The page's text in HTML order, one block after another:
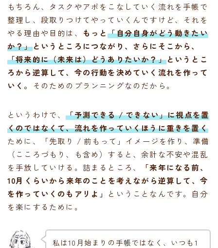
もちろん、タスクやアポをこなしていく流れを手帳で
整理し、段取りつけてやっていくんですけど、それを
やる理由や目的は、 もっと「自分自身がどう動きたい
か？」というところにつながり、さらにそこから、
「将来的に（未来は）どうありたいか？」というとこ
ろから逆算して、今の行動を決めていく流れを作って
いく。
そのためのプランニングなのだから。
というわけで、「予測できる / できない」に視点を置
くのではなくて、流れを作っていくほうに重きを置く
ために、「先取り / 前もって」イメージを作り、準備
（こころづもり、も含め）すると、余計な不安や混乱
を手放していける。詰まるところ、
「来年になる前、
10月くらいから来年のことを考えながら逆算して、今
を作っていくのもアリよ」
ということなんです。自分
を楽にするために。
私は10月始まりの手帳ではなく、いつも1